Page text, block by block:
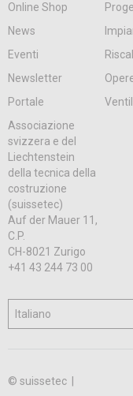
Online Shop
News
Eventi
Newsletter
Portale
Associazione
svizzera e del
Liechtenstein
della tecnica della
costruzione
(suissetec)
Auf der Mauer 11,
C.P.
CH-8021 Zurigo
+41 43 244 73 00
© suissetec |